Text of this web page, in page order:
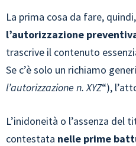
La prima cosa da fare,
l’autorizzazione
trascrive il contenuto
Se c’è solo un richiamo
l’autorizzazione n. XYZ“),
L’inidoneità o l’assenza del
contestata nelle prime